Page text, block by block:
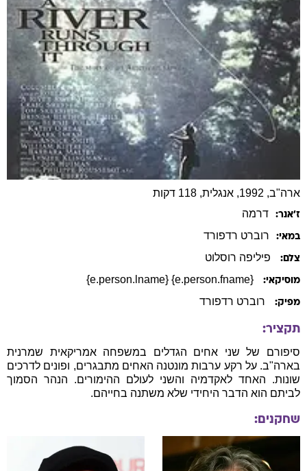
ארה"ב, 1992, אנגלית, 118 דקות
ז׳אנר: דרמה
במאי: רוברט רדפורד
צלם: פיליפה רוסלוט
מוסיקאי: {e.person.fname} {e.person.lname}
מפיק: רוברט רדפורד
תקציר:
סיפורם של שני אחים הגדלים במשפחה אמריקאית שמרנית
בארה"ב. על רקע ערבות מונטנה האחים מתבגרים, ופונים לדרכים
שונות. האחד לאקדמיה והשני לעולם ההימורים. הנהר הסמוך
לביתם הוא הדבר היחידי שלא משתנה בחייהם.
שחקנים: